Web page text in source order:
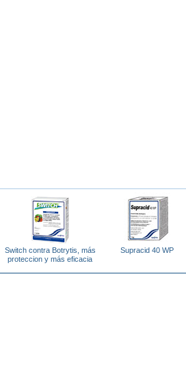
Switch contra Botrytis, más
proteccion y más eficacia
Supracid 40 WP